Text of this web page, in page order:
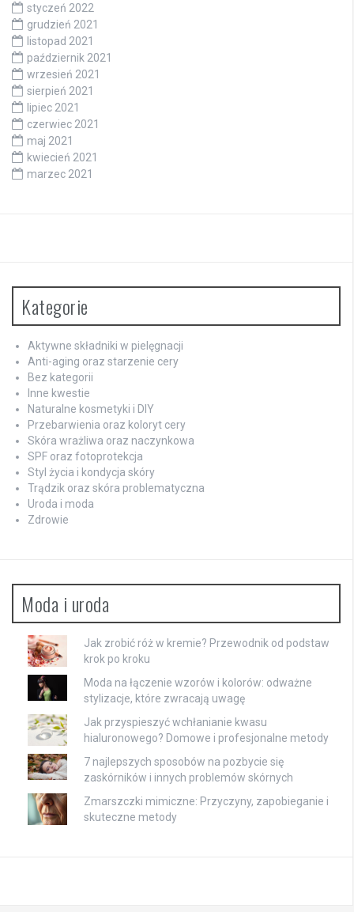
styczeń 2022
grudzień 2021
listopad 2021
październik 2021
wrzesień 2021
sierpień 2021
lipiec 2021
czerwiec 2021
maj 2021
kwiecień 2021
marzec 2021
Kategorie
Aktywne składniki w pielęgnacji
Anti-aging oraz starzenie cery
Bez kategorii
Inne kwestie
Naturalne kosmetyki i DIY
Przebarwienia oraz koloryt cery
Skóra wrażliwa oraz naczynkowa
SPF oraz fotoprotekcja
Styl życia i kondycja skóry
Trądzik oraz skóra problematyczna
Uroda i moda
Zdrowie
Moda i uroda
Jak zrobić róż w kremie? Przewodnik od podstaw
krok po kroku
Moda na łączenie wzorów i kolorów: odważne
stylizacje, które zwracają uwagę
Jak przyspieszyć wchłanianie kwasu
hialuronowego? Domowe i profesjonalne metody
7 najlepszych sposobów na pozbycie się
zaskórników i innych problemów skórnych
Zmarszczki mimiczne: Przyczyny, zapobieganie i
skuteczne metody